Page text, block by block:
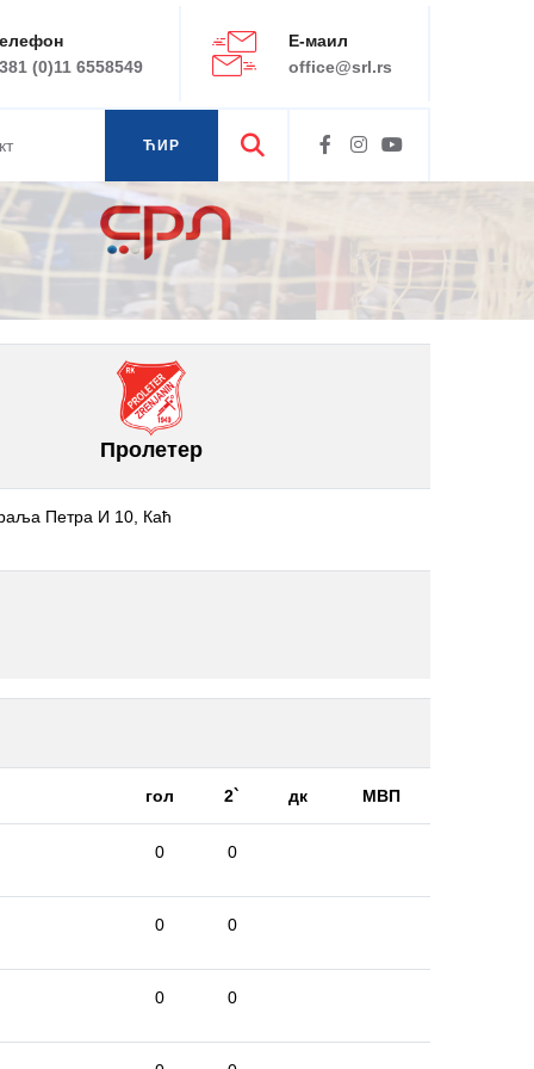
(0)11 6558549
Е-маил
office@srl.rs
ЋИР
Пролетер
Петра И 10, Каћ
гол 2` дк МВП
0 0
0 0
0 0